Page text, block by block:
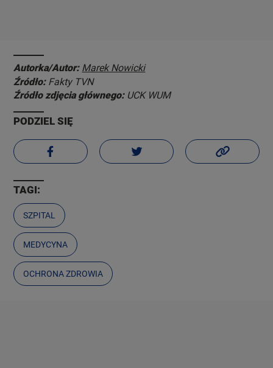
Autorka/Autor: Marek Nowicki
Źródło: Fakty TVN
Źródło zdjęcia głównego: UCK WUM
PODZIEL SIĘ
TAGI:
SZPITAL
MEDYCYNA
OCHRONA ZDROWIA